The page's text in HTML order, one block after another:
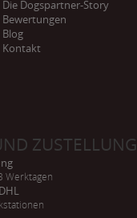
Die Dogspartner-Story
Bewertungen
Blog
Kontakt
ZUSTELLUNG
Werktagen